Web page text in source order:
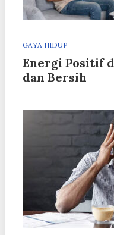
GAYA HIDUP
Energi Positif
dan Bersih